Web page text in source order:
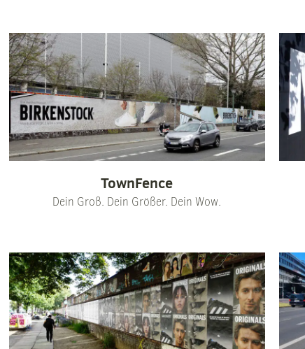
TownFence
Dein Groß. Dein Größer. Dein Wow.